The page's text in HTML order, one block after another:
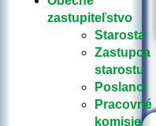
zastupiteľstvo
Starosta
Zastupca
starostu
Poslanci
Pracovné
komisie